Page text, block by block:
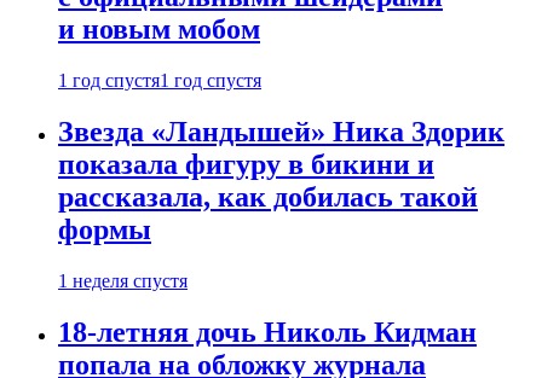
и новым мобом
1 год спустя1 год спустя
Звезда «Ландышей» Ника Здорик
показала фигуру в бикини и
рассказала, как добилась такой
формы
1 неделя спустя
18-летняя дочь Николь Кидман
попала на обложку журнала